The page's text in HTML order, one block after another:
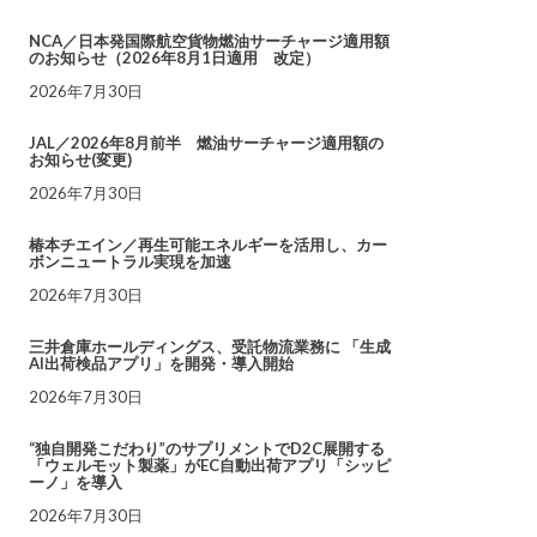
NCA／日本発国際航空貨物燃油サーチャージ適用額
のお知らせ（2026年8月1日適用 改定）
2026年7月30日
JAL／2026年8月前半 燃油サーチャージ適用額の
お知らせ(変更)
2026年7月30日
椿本チエイン／再生可能エネルギーを活用し、カー
ボンニュートラル実現を加速
2026年7月30日
三井倉庫ホールディングス、受託物流業務に 「生成
AI出荷検品アプリ」を開発・導入開始
2026年7月30日
“独自開発こだわり”のサプリメントでD2C展開する
「ウェルモット製薬」がEC自動出荷アプリ「シッピ
ーノ」を導入
2026年7月30日